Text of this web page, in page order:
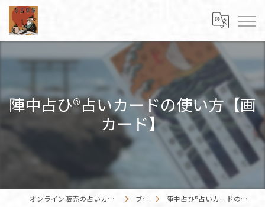
陣中占ひ®占いカードの使い方【画
カード】
オンライン販売の占いカードはENISHIWORK ブログ 陣中占ひ®占いカードの使い方【画カード】